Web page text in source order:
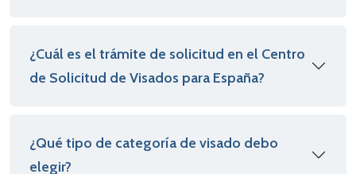
¿Cuál es el trámite de solicitud en el Centro
de Solicitud de Visados para España?
¿Qué tipo de categoría de visado debo
elegir?